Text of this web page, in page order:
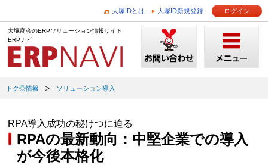
大塚IDとは 大塚ID新規登録 ログイン
大塚商会のERPソリューション情報サイト
ERPナビ
トク◎情報 ソリューション導入
RPA導入成功の秘けつに迫る
RPAの最新動向：中堅企業での導入
が今後本格化